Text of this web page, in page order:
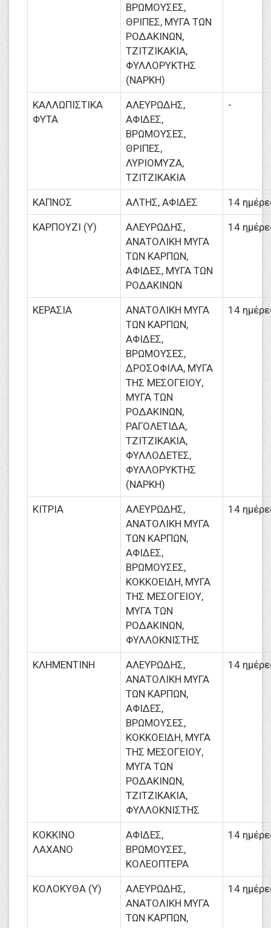
ΒΡΩΜΟΥΣΕΣ,
ΘΡΙΠΕΣ, ΜΥΓΑ ΤΩΝ
ΡΟΔΑΚΙΝΩΝ,
ΤΖΙΤΖΙΚΑΚΙΑ,
ΦΥΛΛΟΡΥΚΤΗΣ
(ΝΑΡΚΗ)
ΚΑΛΛΩΠΙΣΤΙΚΑ
ΦΥΤΑ
ΑΛΕΥΡΩΔΗΣ,
ΑΦΙΔΕΣ,
ΒΡΩΜΟΥΣΕΣ,
ΘΡΙΠΕΣ,
ΛΥΡΙΟΜΥΖΑ,
ΤΖΙΤΖΙΚΑΚΙΑ
-
ΚΑΠΝΟΣ ΑΛΤΗΣ, ΑΦΙΔΕΣ 14
ΚΑΡΠΟΥΖΙ (Υ)
ΑΛΕΥΡΩΔΗΣ,
ΑΝΑΤΟΛΙΚΗ ΜΥΓΑ
ΤΩΝ ΚΑΡΠΩΝ,
ΑΦΙΔΕΣ, ΜΥΓΑ ΤΩΝ
ΡΟΔΑΚΙΝΩΝ
14
ΚΕΡΑΣΙΑ
ΑΝΑΤΟΛΙΚΗ ΜΥΓΑ
ΤΩΝ ΚΑΡΠΩΝ,
ΑΦΙΔΕΣ,
ΒΡΩΜΟΥΣΕΣ,
ΔΡΟΣΟΦΙΛΑ, ΜΥΓΑ
ΤΗΣ ΜΕΣΟΓΕΙΟΥ,
ΜΥΓΑ ΤΩΝ
ΡΟΔΑΚΙΝΩΝ,
ΡΑΓΟΛΕΤΙΔΑ,
ΤΖΙΤΖΙΚΑΚΙΑ,
ΦΥΛΛΟΔΕΤΕΣ,
ΦΥΛΛΟΡΥΚΤΗΣ
(ΝΑΡΚΗ)
14
ΚΙΤΡΙΑ
ΑΛΕΥΡΩΔΗΣ,
ΑΝΑΤΟΛΙΚΗ ΜΥΓΑ
ΤΩΝ ΚΑΡΠΩΝ,
ΑΦΙΔΕΣ,
ΒΡΩΜΟΥΣΕΣ,
ΚΟΚΚΟΕΙΔΗ, ΜΥΓΑ
ΤΗΣ ΜΕΣΟΓΕΙΟΥ,
ΜΥΓΑ ΤΩΝ
ΡΟΔΑΚΙΝΩΝ,
ΦΥΛΛΟΚΝΙΣΤΗΣ
14
ΚΛΗΜΕΝΤΙΝΗ
ΑΛΕΥΡΩΔΗΣ,
ΑΝΑΤΟΛΙΚΗ ΜΥΓΑ
ΤΩΝ ΚΑΡΠΩΝ,
ΑΦΙΔΕΣ,
ΒΡΩΜΟΥΣΕΣ,
ΚΟΚΚΟΕΙΔΗ, ΜΥΓΑ
ΤΗΣ ΜΕΣΟΓΕΙΟΥ,
ΜΥΓΑ ΤΩΝ
ΡΟΔΑΚΙΝΩΝ,
ΤΖΙΤΖΙΚΑΚΙΑ,
ΦΥΛΛΟΚΝΙΣΤΗΣ
14
ΚΟΚΚΙΝΟ
ΛΑΧΑΝΟ
ΑΦΙΔΕΣ,
ΒΡΩΜΟΥΣΕΣ,
ΚΟΛΕΟΠΤΕΡΑ
14
ΚΟΛΟΚΥΘΑ (Υ)
ΑΛΕΥΡΩΔΗΣ,
ΑΝΑΤΟΛΙΚΗ ΜΥΓΑ
ΤΩΝ ΚΑΡΠΩΝ,
14